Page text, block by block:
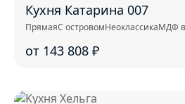
Кухня Катарина 007
ПрямаяС островомНеоклассикаМДФ
от 143 808 ₽